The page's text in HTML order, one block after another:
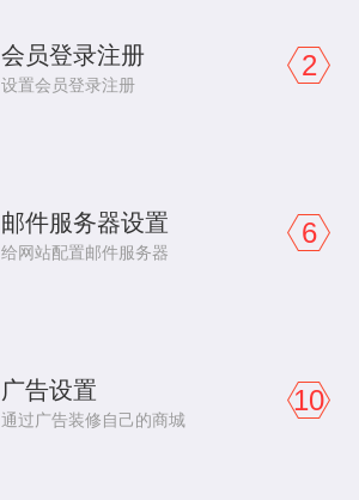
会员登录注册
设置会员登录注册
2
邮件服务器设置
给网站配置邮件服务器
6
广告设置
通过广告装修自己的商城
10